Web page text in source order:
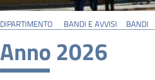
DIPARTIMENTO BANDI E AVVISI BANDI
Anno 2026